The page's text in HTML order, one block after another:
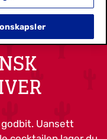
Uansett